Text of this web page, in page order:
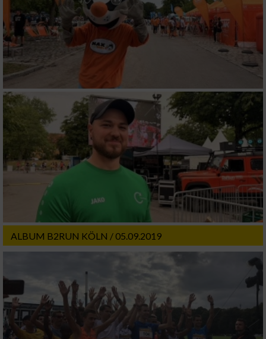
ALBUM B2RUN KÖLN / 05.09.2019